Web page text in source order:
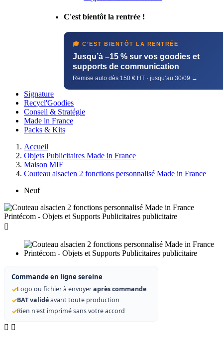
C'est bientôt la rentrée !
🎓 C’EST BIENTÔT LA RENTRÉE
Jusqu’à –15 % sur vos goodies et
supports de communication
Remise auto dès 150 € HT · jusqu’au 30/09 →
Signature
Recycl'Goodies
Conseil & Stratégie
Made in France
Packs & Kits
Accueil
Objets Publicitaires Made in France
Maison MIF
Couteau alsacien 2 fonctions personnalisé Made in France
Neuf

Commande en ligne sereine
✓Logo ou fichier à envoyeraprès commande
✓BAT validéavant toute production
✓Rien n'est imprimé sans votre accord
 